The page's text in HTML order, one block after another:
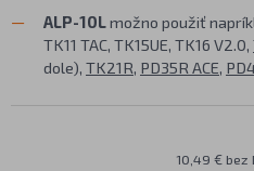
ALP-10Lmožno použiť
TK11 TAC, TK15UE, TK16 V2.0,
dole), TK21R, PD35R ACE,
10,49 € bez